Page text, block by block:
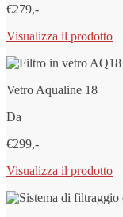
€279,-
Visualizza il prodotto
Vetro Aqualine 18
Da
€299,-
Visualizza il prodotto